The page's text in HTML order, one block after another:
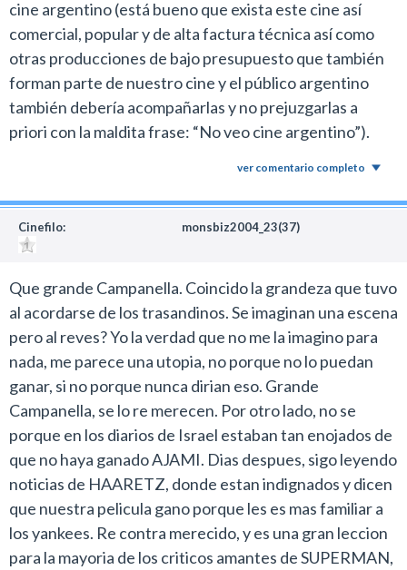
cine argentino (está bueno que exista este cine así
comercial, popular y de alta factura técnica así como
otras producciones de bajo presupuesto que también
forman parte de nuestro cine y el público argentino
también debería acompañarlas y no prejuzgarlas a
priori con la maldita frase: “No veo cine argentino”).
ver comentario completo
Cinefilo: monsbiz2004_23(37)
Que grande Campanella. Coincido la grandeza que tuvo
al acordarse de los trasandinos. Se imaginan una escena
pero al reves? Yo la verdad que no me la imagino para
nada, me parece una utopia, no porque no lo puedan
ganar, si no porque nunca dirian eso. Grande
Campanella, se lo re merecen. Por otro lado, no se
porque en los diarios de Israel estaban tan enojados de
que no haya ganado AJAMI. Dias despues, sigo leyendo
noticias de HAARETZ, donde estan indignados y dicen
que nuestra pelicula gano porque les es mas familiar a
los yankees. Re contra merecido, y es una gran leccion
para la mayoria de los criticos amantes de SUPERMAN,